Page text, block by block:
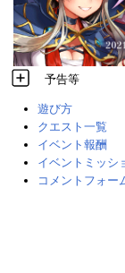
予告等
遊び方
クエスト一覧
イベント報酬
イベントミッシ
コメントフォー